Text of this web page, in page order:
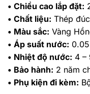
• Chiều cao lắp đặt:
• Chất liệu: Thép
• Màu sắc: Vàng
• Áp suất nước:
• Nhiệt độ nước: 4 –
• Bảo hành: 2 năm
• Phụ kiện đi kèm: